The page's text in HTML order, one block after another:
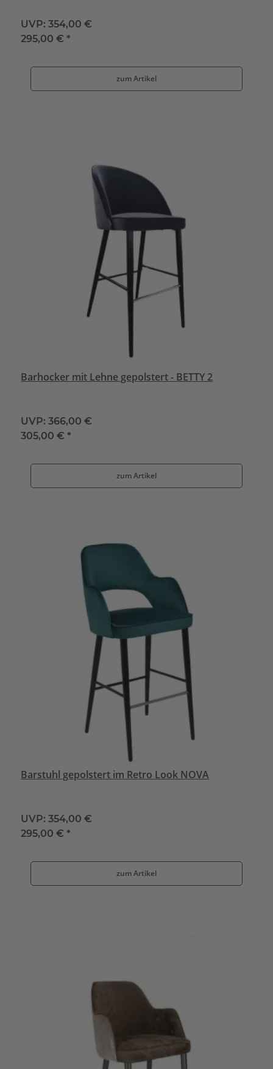
UVP: 354,00 €
295,00 €*
zum Artikel
Barhocker mit Lehne gepolstert - BETTY 2
UVP: 366,00 €
305,00 €*
zum Artikel
Barstuhl gepolstert im Retro Look NOVA
UVP: 354,00 €
295,00 €*
zum Artikel